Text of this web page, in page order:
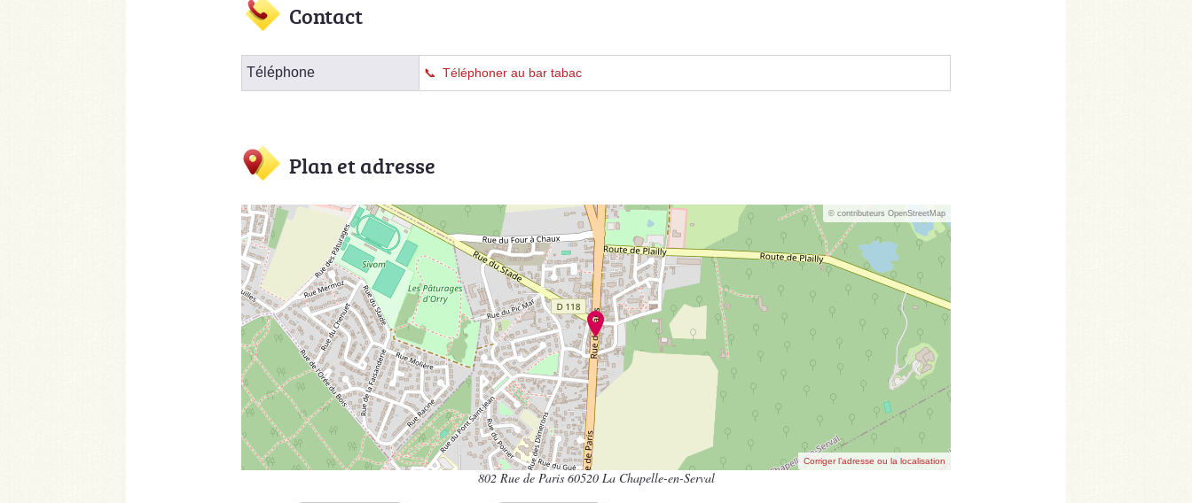
Contact
Téléphone Téléphoner au bar tabac
Plan et adresse
© contributeurs OpenStreetMap
Corriger l’adresse ou la localisation
802 Rue de Paris 60520 La Chapelle-en-Serval